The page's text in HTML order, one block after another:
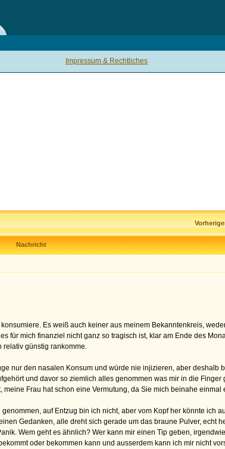
Nachricht
Es weiß auch keiner aus meinem Bekanntenkreis,
für mich finanziel nicht ganz so tragisch ist, klar am Ende des
relativ günstig rankomme.
nur den nasalen Konsum und würde nie injizieren, aber deshalb
und davor so ziemlich alles genommen was mir in die Finger
Frau hat schon eine Vermutung, da Sie mich beinahe einmal
auf Entzug bin ich nicht, aber vom Kopf her könnte ich
Gedanken, alle dreht sich gerade um das braune Pulver, echt
Wem geht es ähnlich? Wer kann mir einen Tip geben,
oder bekommen kann und ausserdem kann ich mir nicht
Impressum & Rechtliches